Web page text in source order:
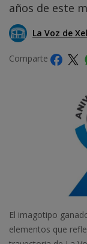
años de este
La Voz de
Comparte
El imagotipo
elementos que